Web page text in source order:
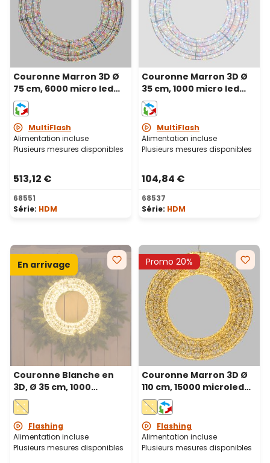
Couronne Marron 3D Ø
75 cm, 6000 micro led
haute densité RGB
couleurs changeantes,
intérieur
MultiFlash
Alimentation incluse
Plusieurs mesures disponibles
513,12 €
68551
Série: HDM
Couronne Marron 3D Ø
35 cm, 1000 micro led
haute densité RGB
couleurs changeantes,
intérieur
MultiFlash
Alimentation incluse
Plusieurs mesures disponibles
104,84 €
68537
Série: HDM
En arrivage
Couronne Blanche en
3D, Ø 35 cm, 1000
Microled haute densité
blanc chaud et froid,
utilisation en intérieur
Flashing
Alimentation incluse
Plusieurs mesures disponibles
Promo 20%
Couronne Marron 3D Ø
110 cm, 15000 microled
haute densité blanc
chaud et blanc froid,
intérieur
Flashing
Alimentation incluse
Plusieurs mesures disponibles